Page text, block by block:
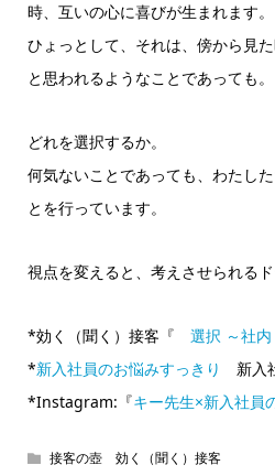
時、互いの心に喜びが生まれます。
ひょっとして、それは、傍から見
と思われるようなことであっても。
どれを選択するか。
何気ないことであっても、わたし
とを行っています。
視点を変えると、考えさせられるド
*効く（聞く）接客『 選択 ～社
*新入社員のお悩みすっきり
新入
*Instagram:『キー先生×新入社員
接客の壺 効く（聞く）接客